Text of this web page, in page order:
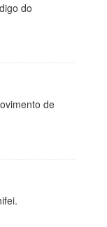
do
de